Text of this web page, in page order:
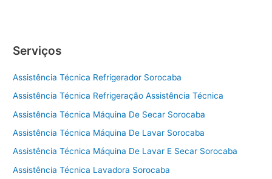
t
n
c
a
T
n
Serviços
Assistência Técnica Refrigerador Sorocaba
Assistência Técnica Refrigeração Assistência Técnica
Assistência Técnica Máquina De Secar Sorocaba
Assistência Técnica Máquina De Lavar Sorocaba
Assistência Técnica Máquina De Lavar E Secar Sorocaba
Assistência Técnica Lavadora Sorocaba